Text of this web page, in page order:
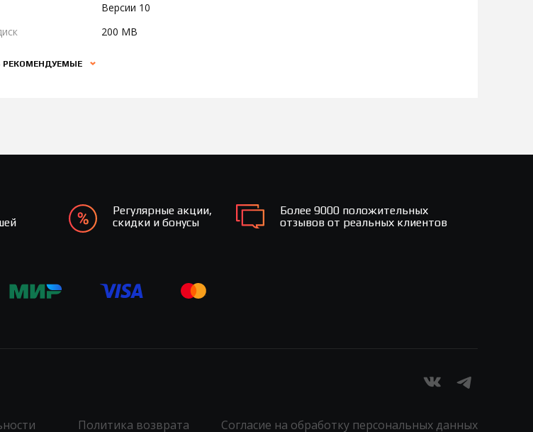
Версии 10
200 MB
РЕКОМЕНДУЕМЫЕ
Регулярные акции,
скидки и бонусы
Более 9000 положительных
отзывов от реальных клиентов
Политика возврата Согласие на обработку персональных данных